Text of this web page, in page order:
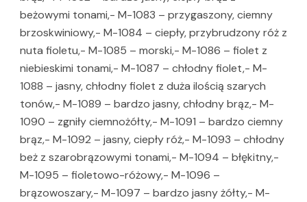
beżowymi tonami,- M-1083 – przygaszony, ciemny
brzoskwiniowy,- M-1084 – ciepły, przybrudzony róż z
nuta fioletu,- M-1085 – morski,- M-1086 – fiolet z
niebieskimi tonami,- M-1087 – chłodny fiolet,- M-
1088 – jasny, chłodny fiolet z duża ilością szarych
tonów,- M-1089 – bardzo jasny, chłodny brąz,- M-
1090 – zgniły ciemnożółty,- M-1091 – bardzo ciemny
brąz,- M-1092 – jasny, ciepły róż,- M-1093 – chłodny
beż z szarobrązowymi tonami,- M-1094 – błękitny,-
M-1095 – fioletowo-różowy,- M-1096 –
brązowoszary,- M-1097 – bardzo jasny żółty,- M-